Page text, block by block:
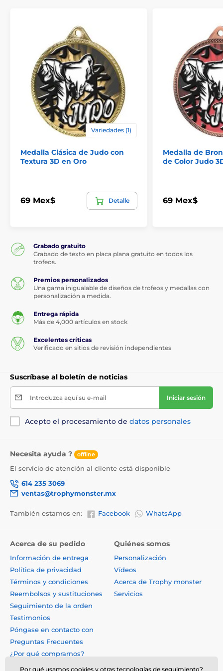
Variedades (1)
Medalla Clásica de Judo con
Textura 3D en Oro
69 Mex$ Detalle
Medalla de
de Color Judo
69 Mex$
Grabado gratuito
Grabado de texto en placa plana gratuito en todos los
trofeos.
Premios personalizados
Una gama inigualable de diseños de trofeos y medallas con
personalización a medida.
Entrega rápida
Más de 4,000 artículos en stock
Excelentes críticas
Verificado en sitios de revisión independientes
Suscríbase al boletín de noticias
Introduzca aquí su e-mail Iniciar sesión
Acepto el procesamiento de datos personales
Necesita ayuda ? offline
El servicio de atención al cliente está disponible
614 235 3069
ventas@trophymonster.mx
También estamos en: Facebook WhatsApp
Acerca de su pedido
Información de entrega
Política de privacidad
Términos y condiciones
Reembolsos y sustituciones
Seguimiento de la orden
Testimonios
Póngase en contacto con
Preguntas Frecuentes
¿Por qué comprarnos?
Quiénes somos
Personalización
Vídeos
Acerca de Trophy monster
Servicios
Por qué usamos cookies y otras tecnologías de seguimiento?